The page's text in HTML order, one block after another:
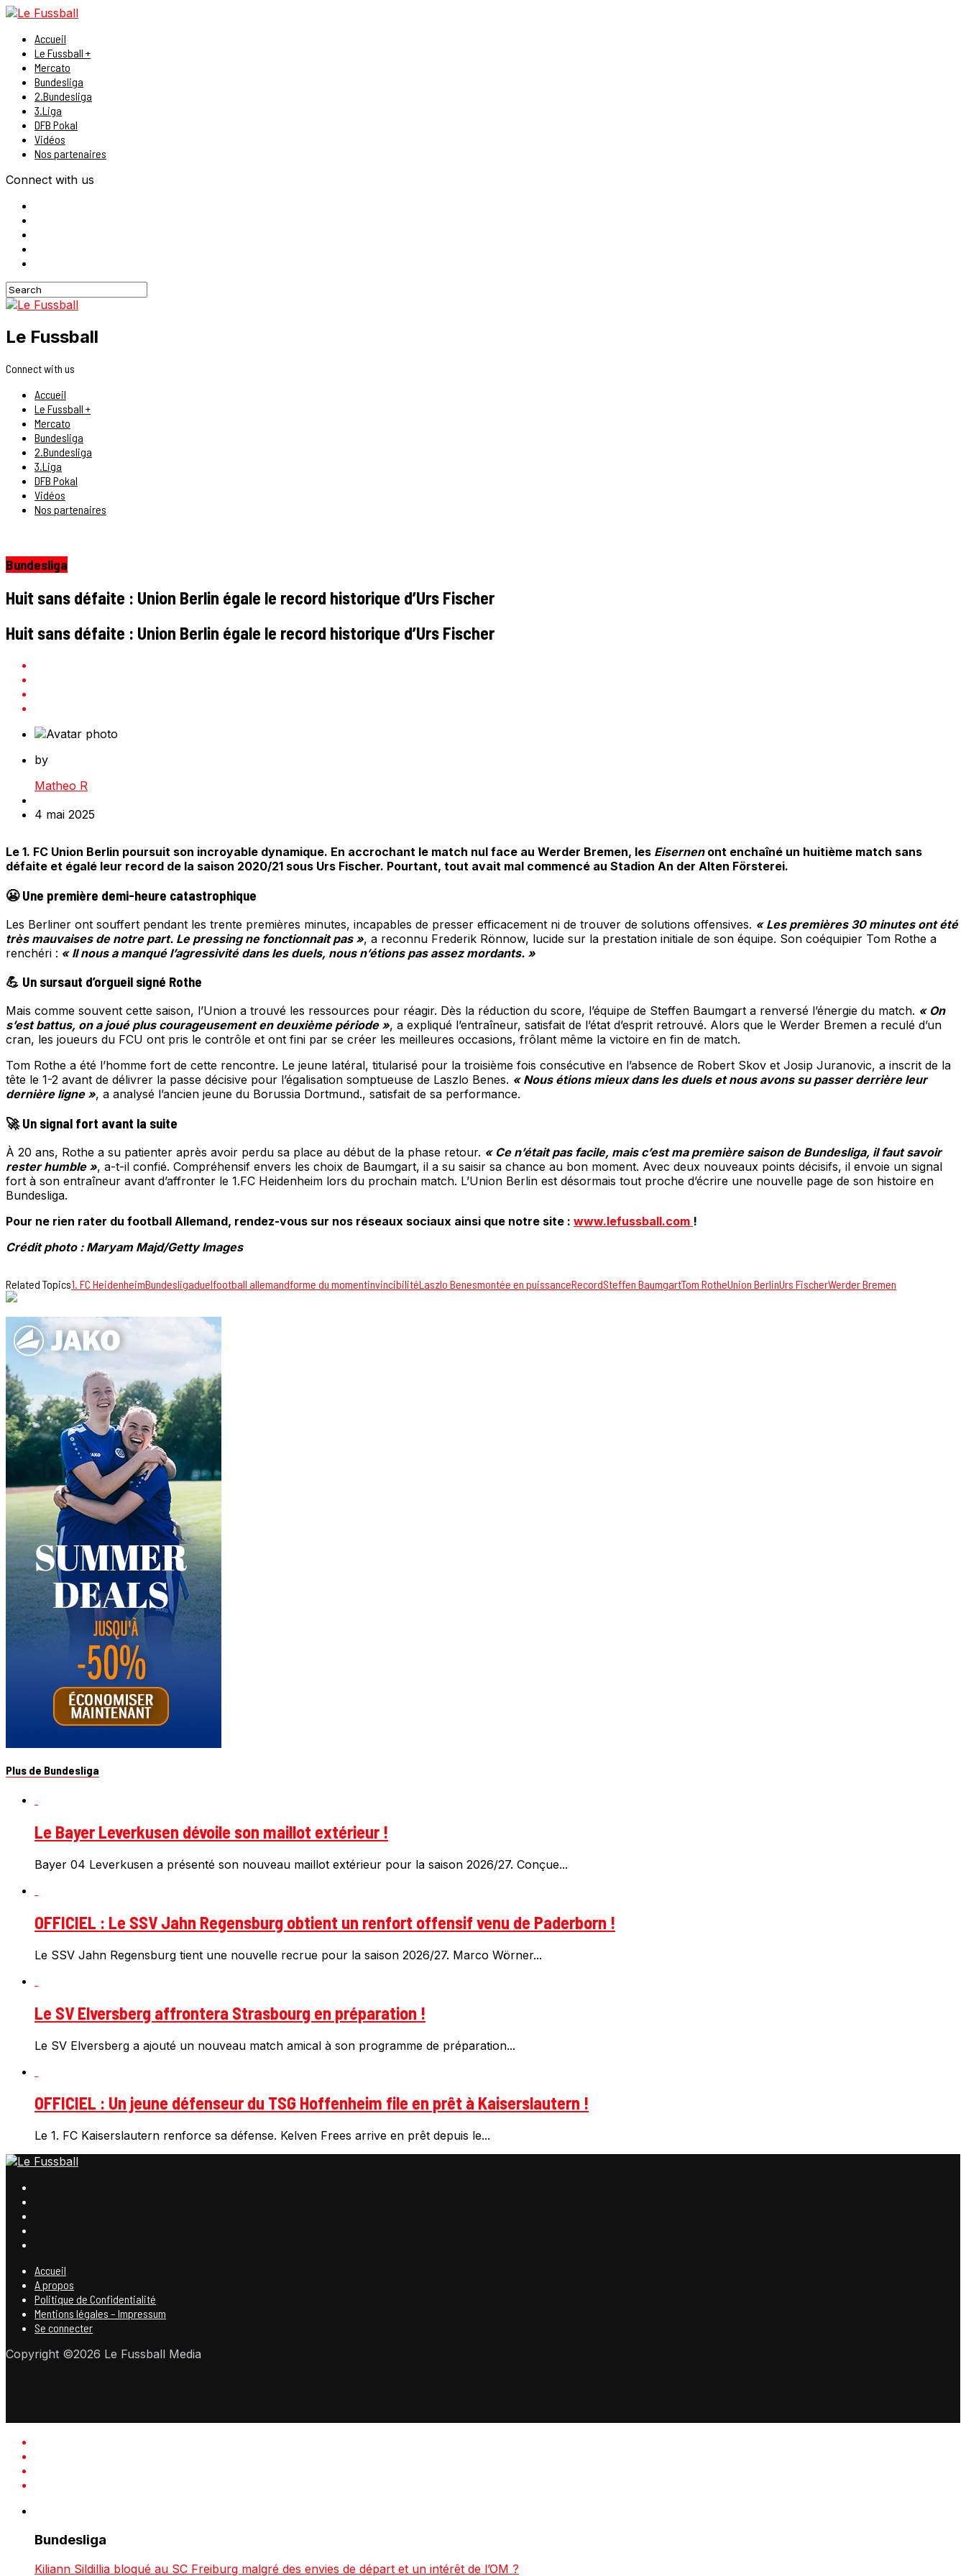
Accueil
Le Fussball +
Mercato
Bundesliga
2.Bundesliga
3.Liga
DFB Pokal
Vidéos
Nos partenaires
Connect with us
Le Fussball
Connect with us
Accueil
Le Fussball +
Mercato
Bundesliga
2.Bundesliga
3.Liga
DFB Pokal
Vidéos
Nos partenaires
Bundesliga
Huit sans défaite : Union Berlin égale le record historique d’Urs Fischer
Huit sans défaite : Union Berlin égale le record historique d’Urs Fischer
by
Matheo R
4 mai 2025
Le 1. FC Union Berlin poursuit son incroyable dynamique. En accrochant le match nul face au Werder Bremen, les Eisernen ont enchaîné un huitième match sans
défaite et égalé leur record de la saison 2020/21 sous Urs Fischer. Pourtant, tout avait mal commencé au Stadion An der Alten Försterei.
😬 Une première demi-heure catastrophique
Les Berliner ont souffert pendant les trente premières minutes, incapables de presser efficacement ni de trouver de solutions offensives. « Les premières 30 minutes ont été
très mauvaises de notre part. Le pressing ne fonctionnait pas », a reconnu Frederik Rönnow, lucide sur la prestation initiale de son équipe. Son coéquipier Tom Rothe a
renchéri : « Il nous a manqué l’agressivité dans les duels, nous n’étions pas assez mordants. »
💪 Un sursaut d’orgueil signé Rothe
Mais comme souvent cette saison, l’Union a trouvé les ressources pour réagir. Dès la réduction du score, l’équipe de Steffen Baumgart a renversé l’énergie du match. « On
s’est battus, on a joué plus courageusement en deuxième période », a expliqué l’entraîneur, satisfait de l’état d’esprit retrouvé. Alors que le Werder Bremen a reculé d’un
cran, les joueurs du FCU ont pris le contrôle et ont fini par se créer les meilleures occasions, frôlant même la victoire en fin de match.
Tom Rothe a été l’homme fort de cette rencontre. Le jeune latéral, titularisé pour la troisième fois consécutive en l’absence de Robert Skov et Josip Juranovic, a inscrit de la
tête le 1-2 avant de délivrer la passe décisive pour l’égalisation somptueuse de Laszlo Benes. « Nous étions mieux dans les duels et nous avons su passer derrière leur
dernière ligne », a analysé l’ancien jeune du Borussia Dortmund., satisfait de sa performance.
🚀 Un signal fort avant la suite
À 20 ans, Rothe a su patienter après avoir perdu sa place au début de la phase retour. « Ce n’était pas facile, mais c’est ma première saison de Bundesliga, il faut savoir
rester humble », a-t-il confié. Compréhensif envers les choix de Baumgart, il a su saisir sa chance au bon moment. Avec deux nouveaux points décisifs, il envoie un signal
fort à son entraîneur avant d’affronter le 1.FC Heidenheim lors du prochain match. L’Union Berlin est désormais tout proche d’écrire une nouvelle page de son histoire en
Bundesliga.
Pour ne rien rater du football Allemand, rendez-vous sur nos réseaux sociaux ainsi que notre site : www.lefussball.com !
Crédit photo : Maryam Majd/Getty Images
Related Topics1. FC HeidenheimBundesligaduelfootball allemandforme du momentinvincibilitéLaszlo Benesmontée en puissanceRecordSteffen BaumgartTom RotheUnion BerlinUrs FischerWerder Bremen
Plus de Bundesliga
Le Bayer Leverkusen dévoile son maillot extérieur !
Bayer 04 Leverkusen a présenté son nouveau maillot extérieur pour la saison 2026/27. Conçue...
OFFICIEL : Le SSV Jahn Regensburg obtient un renfort offensif venu de Paderborn !
Le SSV Jahn Regensburg tient une nouvelle recrue pour la saison 2026/27. Marco Wörner...
Le SV Elversberg affrontera Strasbourg en préparation !
Le SV Elversberg a ajouté un nouveau match amical à son programme de préparation...
OFFICIEL : Un jeune défenseur du TSG Hoffenheim file en prêt à Kaiserslautern !
Le 1. FC Kaiserslautern renforce sa défense. Kelven Frees arrive en prêt depuis le...
Accueil
A propos
Politique de Confidentialité
Mentions légales – Impressum
Se connecter
Copyright ©2026 Le Fussball Media
Bundesliga
Kiliann Sildillia bloqué au SC Freiburg malgré des envies de départ et un intérêt de l’OM ?